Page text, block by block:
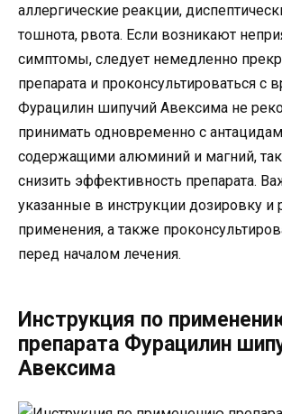
аллергические реакции,
тошнота, рвота. Если возникают
симптомы, следует немедленно
препарата и проконсультироваться с
Фурацилин шипучий Авексима не
принимать одновременно с
содержащими алюминий и магний,
снизить эффективность препарата.
указанные в инструкции дозировку
применения, а также
перед началом лечения.
Инструкция по
препарата Фурацилин
Авексима